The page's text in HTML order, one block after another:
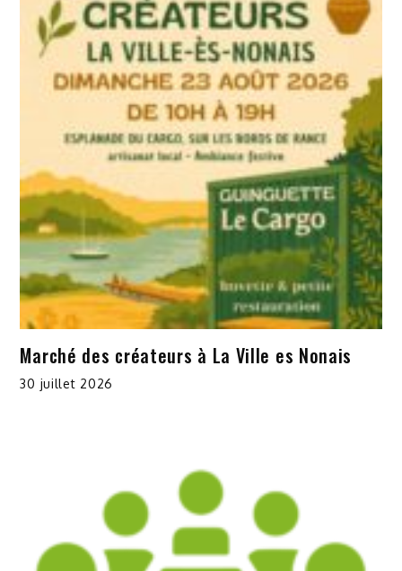
Marché des créateurs à La Ville es Nonais
30 juillet 2026